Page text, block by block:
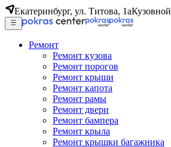
Екатеринбург, ул. Титова, 1а
Ремонт
Ремонт кузова
Ремонт порогов
Ремонт крыши
Ремонт капота
Ремонт рамы
Ремонт двери
Ремонт бампера
Ремонт крыла
Ремонт крышки багажника